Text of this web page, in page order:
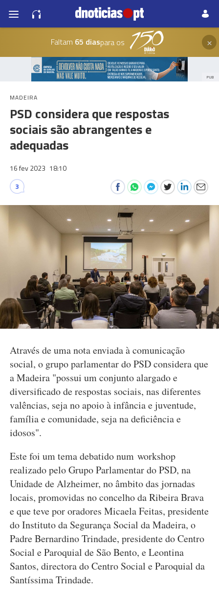
Faltam 65 diaspara os ×
PUB
MADEIRA
PSD considera que respostas
sociais são abrangentes e
adequadas
16 fev 2023 18:10
3
Através de uma nota enviada à comunicação
social, o grupo parlamentar do PSD considera que
a Madeira "possui um conjunto alargado e
diversificado de respostas sociais, nas diferentes
valências, seja no apoio à infância e juventude,
família e comunidade, seja na deficiência e
idosos".
Este foi um tema debatido num workshop
realizado pelo Grupo Parlamentar do PSD, na
Unidade de Alzheimer, no âmbito das jornadas
locais, promovidas no concelho da Ribeira Brava
e que teve por oradores Micaela Feitas, presidente
do Instituto da Segurança Social da Madeira, o
Padre Bernardino Trindade, presidente do Centro
Social e Paroquial de São Bento, e Leontina
Santos, directora do Centro Social e Paroquial da
Santíssima Trindade.